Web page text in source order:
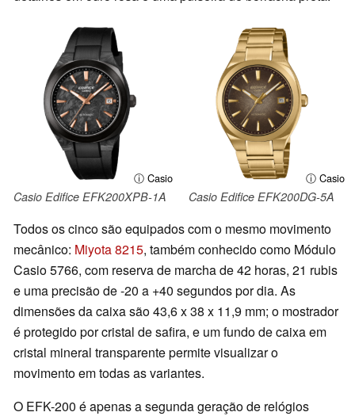
ⓘ Casio
Casio Edifice EFK200XPB-1A
ⓘ Casio
Casio Edifice EFK200DG-5A
Todos os cinco são equipados com o mesmo movimento
mecânico: Miyota 8215, também conhecido como Módulo
Casio 5766, com reserva de marcha de 42 horas, 21 rubis
e uma precisão de -20 a +40 segundos por dia. As
dimensões da caixa são 43,6 x 38 x 11,9 mm; o mostrador
é protegido por cristal de safira, e um fundo de caixa em
cristal mineral transparente permite visualizar o
movimento em todas as variantes.
O EFK-200 é apenas a segunda geração de relógios